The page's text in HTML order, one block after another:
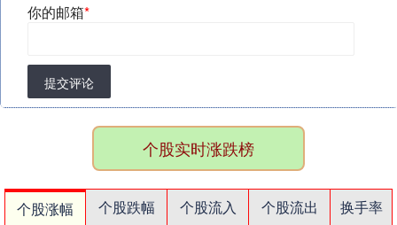
你的邮箱*
提交评论
个股实时涨跌榜
个股涨幅 个股跌幅 个股流入 个股流出
换手率